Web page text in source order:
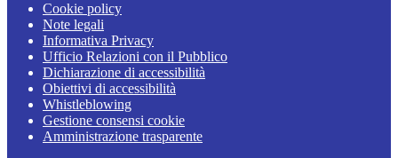
Cookie policy
Note legali
Informativa Privacy
Ufficio Relazioni con il Pubblico
Dichiarazione di accessibilità
Obiettivi di accessibilità
Whistleblowing
Gestione consensi cookie
Amministrazione trasparente